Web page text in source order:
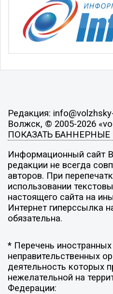
Редакция:
Волжск, © 2005-2026
ПОКАЗАТЬ БАННЕРНЫЕ
Информационный сайт
редакции не всегда
авторов. При
использовании
настоящего сайта на
Интернет гиперссылка
обязательна.
* Перечень
неправительственных
деятельность которых
нежелательной на
Федерации: